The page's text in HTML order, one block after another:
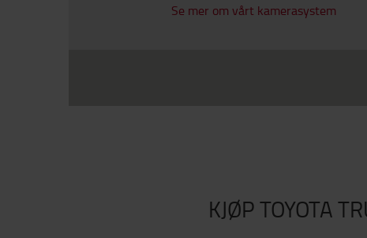
Se mer om vårt kamerasystem
KJØP TOYOTA